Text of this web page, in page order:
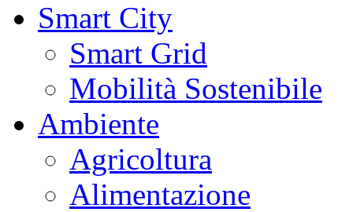
Smart City
Smart Grid
Mobilità Sostenibile
Ambiente
Agricoltura
Alimentazione